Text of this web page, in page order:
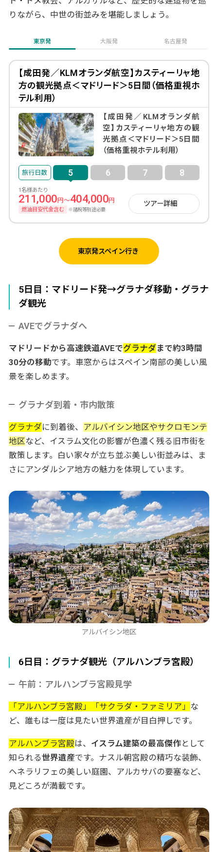
マドリードから日帰りでもアクセスできる立地ながら、見どこ
ろは一日では回りきれないほど豊富です。この記事では、トラ
光スポットと、旅行前に知っておきたい基本情報をまとめてお
届けします。
※本記事の料金は2026年5月時点のレート（1 EUR＝約184
円）で換算しています。現地通貨（EUR）は（）内に併記していま
す。
りながら、中世の街並みを堪能しましょう。
東京発 大阪発 名古屋発
【成田発／KLMオランダ航空】カスティーリャ地
方の観光拠点＜マドリード＞5日間（価格重視ホ
テル利用）
【成田発／KLMオランダ航
空】カスティーリャ地方の観
光拠点＜マドリード＞5日間
（価格重視ホテル利用）
5 6 7 8
1名様あたり
211,000 円～404,000円
燃油目安代金含む ※諸税等別途必要
ツアー詳細
東京発スペイン行き
5日目：マドリード発→グラナダ移動・グラナ
ダ観光
AVEでグラナダへ
マドリードから高速鉄道AVEでグラナダ まで約3時間
30分の移動です。車窓からはスペイン南部の美しい風
景を楽しめます。
グラナダ到着・市内散策
グラナダに到着後、
アルバイシン地区やサクロモンテ
地区など、イスラム文化の影響が色濃く残る旧市街を
散策します。白い家々が立ち並ぶ美しい街並みは、ま
さにアンダルシア地方の魅力を体現しています。
アルバイシン地区
6日目：グラナダ観光（アルハンブラ宮殿）
午前：アルハンブラ宮殿見学
「アルハンブラ宮殿」「サクラダ・ファミリア」
な
ど、誰もは一度は見たい世界遺産が目白押しです。
アルハンブラ宮殿は、 イスラム建築の最高傑作として
知られる世界遺産です。ナスル朝宮殿の精巧な装飾、
ヘネラリフェの美しい庭園、アルカサバの要塞など、
見どころが満載です。